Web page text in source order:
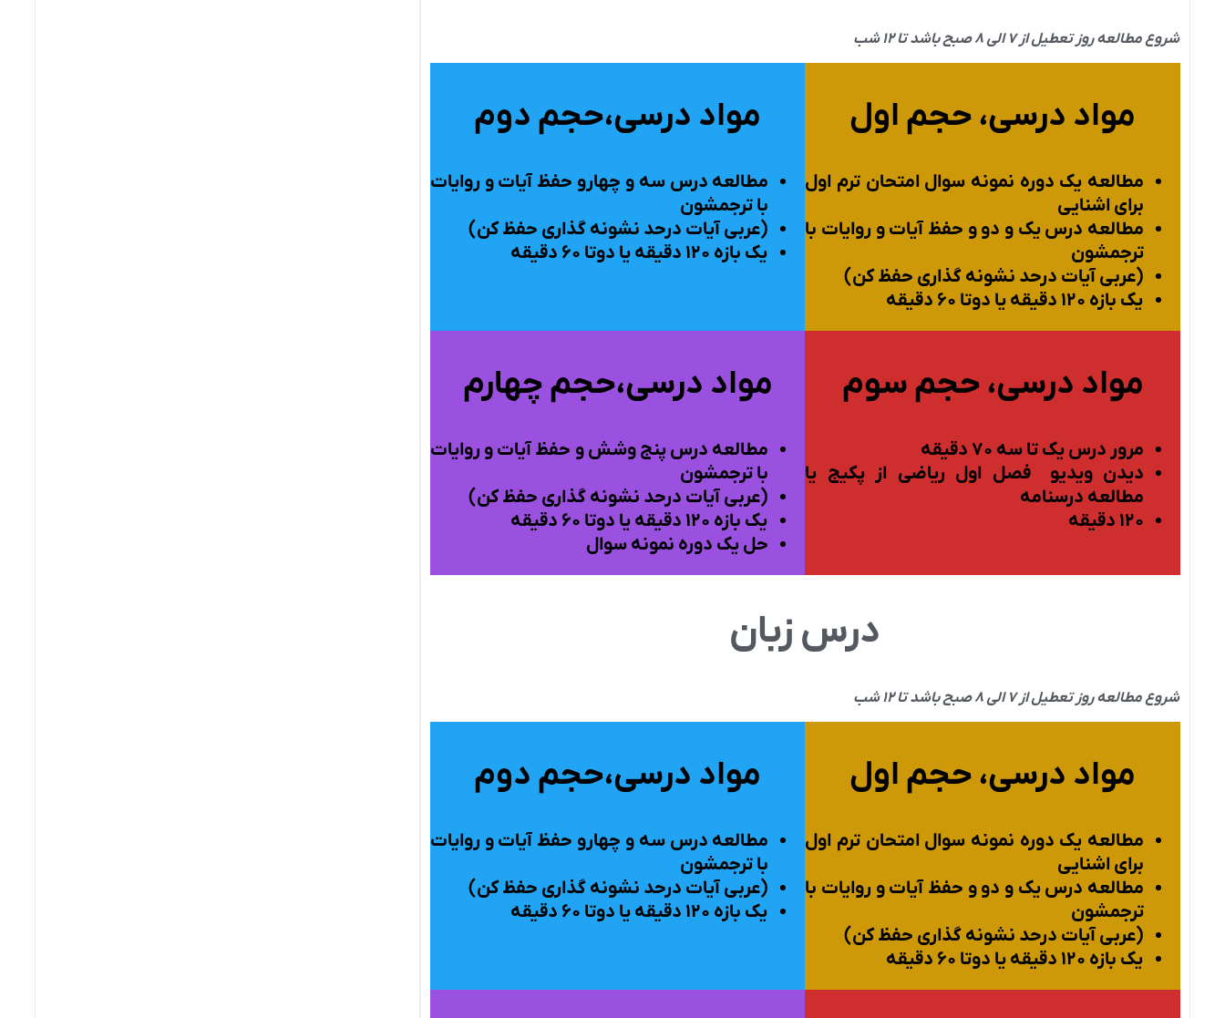
شروع مطالعه روز تعطیل از ۷ الی ۸ صبح باشد تا ۱۲ شب
مواد درسی، حجم اول
مطالعه یک دوره نمونه سوال امتحان ترم اول
برای اشنایی
مطالعه درس یک و دو و حفظ آیات و روایات با
ترجمشون
(عربی آیات درحد نشونه گذاری حفظ کن)
یک بازه ۱۲۰ دقیقه یا دوتا ۶۰ دقیقه
مواد درسی،حجم دوم
مطالعه درسسه و چهارو حفظ آیات و روایات
با ترجمشون
(عربی آیات درحد نشونه گذاری حفظ کن)
یک بازه ۱۲۰ دقیقه یا دوتا ۶۰ دقیقه
مواد درسی، حجم سوم
مرور درس یک تا سه ۷۰ دقیقه
دیدن ویدیو فصل اول ریاضی از پکیج یا
مطالعه درسنامه
۱۲۰ دقیقه
مواد درسی،حجم چهارم
مطالعه درسپنج وشش و حفظ آیات و روایات
با ترجمشون
(عربی آیات درحد نشونه گذاری حفظ کن)
یک بازه ۱۲۰ دقیقه یا دوتا ۶۰
دقیقه
حل یک دوره نمونه سوال
درس زبان
شروع مطالعه روز تعطیل از ۷ الی ۸ صبح باشد تا ۱۲ شب
مواد درسی، حجم اول
مطالعه یک دوره نمونه سوال امتحان ترم اول
برای اشنایی
مطالعه درس یک و دو و حفظ آیات و روایات با
ترجمشون
(عربی آیات درحد نشونه گذاری حفظ کن)
یک بازه ۱۲۰ دقیقه یا دوتا ۶۰ دقیقه
مواد درسی،حجم دوم
مطالعه درسسه و چهارو حفظ آیات و روایات
با ترجمشون
(عربی آیات درحد نشونه گذاری حفظ کن)
یک بازه ۱۲۰ دقیقه یا دوتا ۶۰ دقیقه